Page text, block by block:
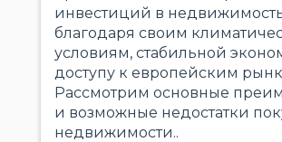
инвестиций в
благодаря своим
условиям, стабильной
доступу к европейским
Рассмотрим основные
и возможные недостатки
недвижимости..